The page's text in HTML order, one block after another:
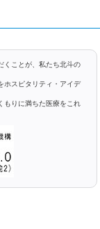
くことが、私たち北斗の
ホスピタリティ・アイデ
もりに満ちた医療をこれ